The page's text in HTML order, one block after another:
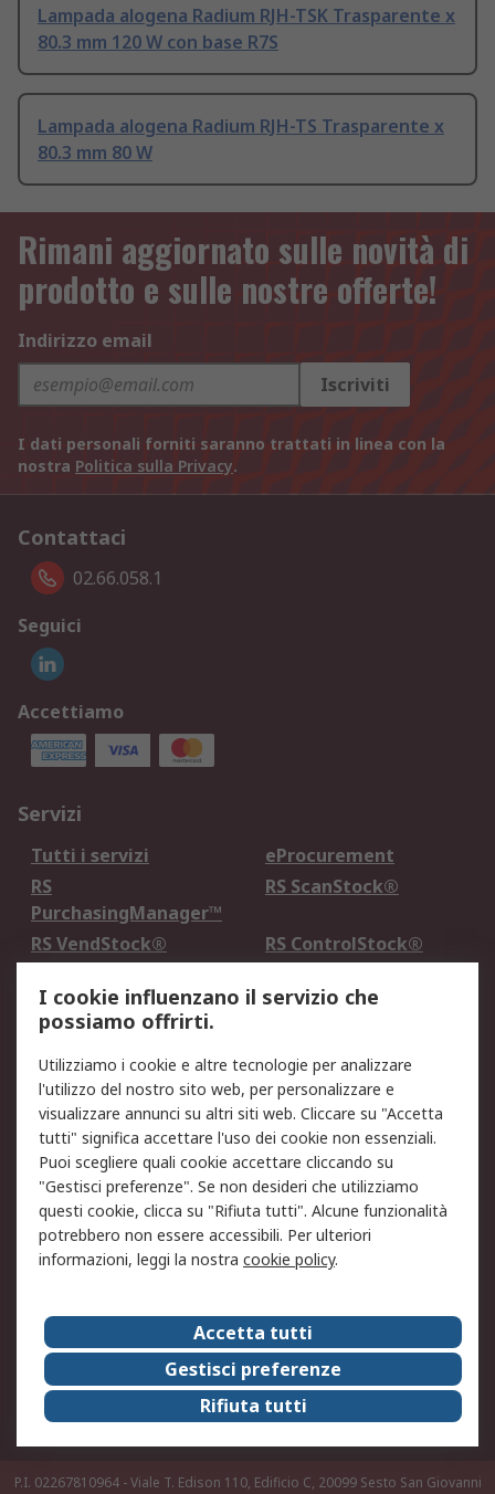
Lampada alogena Radium RJH-TSK Trasparente x
80.3 mm 120 W con base R7S
Lampada alogena Radium RJH-TS Trasparente x
80.3 mm 80 W
Rimani aggiornato sulle novità di
prodotto e sulle nostre offerte!
Indirizzo email
Iscriviti
I dati personali forniti saranno trattati in linea con la
nostra Politica sulla Privacy.
Contattaci
02.66.058.1
Seguici
Accettiamo
Servizi
Tutti i servizi
eProcurement
RS
PurchasingManager™
RS ScanStock®
RS VendStock®
RS ControlStock®
Legale
Informativa Cookie
Informativa Privacy -
Aggiornata
Email Security
Termini d'uso
Condizioni di vendita
Condizioni generali di
servizio
Etica e responsabilità
Chi Siamo
Chi Siamo
Contattaci
Supporto
ESG
Carriere
RS Group
Press Centre
Discovery: il Blog di RS
P.I. 02267810964 - Viale T. Edison 110, Edificio C, 20099 Sesto San Giovanni
I cookie influenzano il servizio che
possiamo offrirti.
Utilizziamo i cookie e altre tecnologie per analizzare
l'utilizzo del nostro sito web, per personalizzare e
visualizzare annunci su altri siti web. Cliccare su "Accetta
tutti" significa accettare l'uso dei cookie non essenziali.
Puoi scegliere quali cookie accettare cliccando su
"Gestisci preferenze". Se non desideri che utilizziamo
questi cookie, clicca su "Rifiuta tutti". Alcune funzionalità
potrebbero non essere accessibili. Per ulteriori
informazioni, leggi la nostra cookie policy.
Accetta tutti
Gestisci preferenze
Rifiuta tutti